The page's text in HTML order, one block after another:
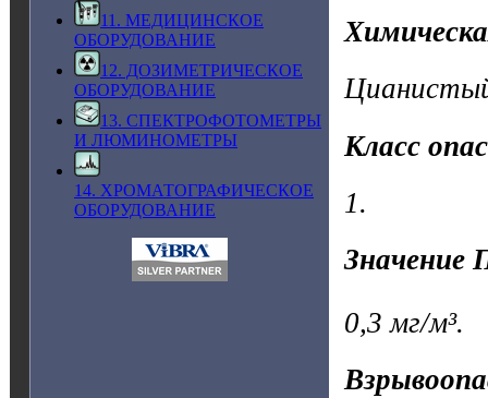
11. МЕДИЦИНСКОЕ
ОБОРУДОВАНИЕ
12. ДОЗИМЕТРИЧЕСКОЕ
ОБОРУДОВАНИЕ
13. СПЕКТРОФОТОМЕТРЫ
И ЛЮМИНОМЕТРЫ
14. ХРОМАТОГРАФИЧЕСКОЕ
ОБОРУДОВАНИЕ
Класс
1.
Значение
0,3 мг/м³.